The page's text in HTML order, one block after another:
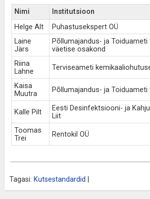
Nimi
Institutsioon
Helge Alt
Puhastusekspert OÜ
Laine
Järs
Põllumajandus- ja
väetise osakond
Riina
Lahne
Terviseameti
Kaisa
Muutra
Põllumajandus- ja
Kalle Pilt
Eesti Desinfektsiooni- ja
Liit
Toomas
Trei
Rentokil OÜ
Tagasi: Kutsestandardid